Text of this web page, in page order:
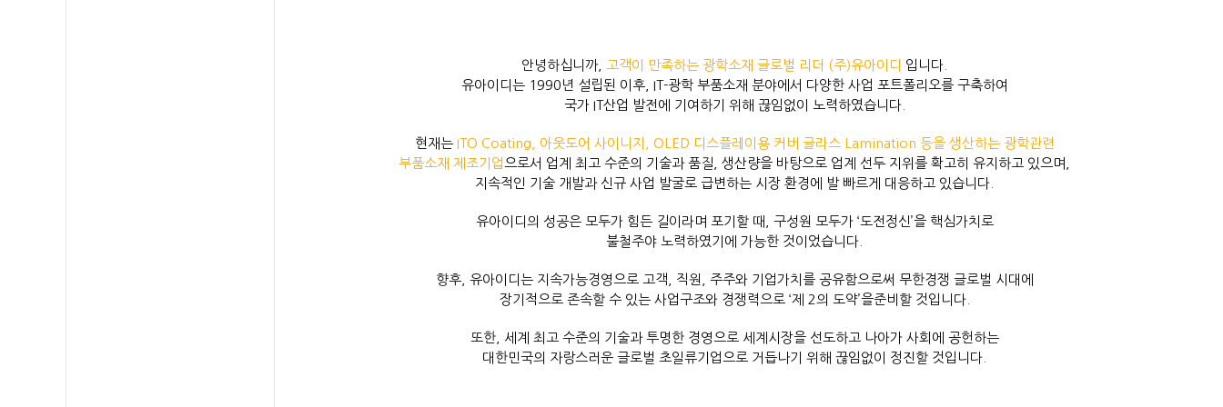
안녕하십니까, 고객이 만족하는 광학소재 글로벌 리더 (주)유아이디 입니다.
유아이디는 1990년 설립된 이후, IT-광학 부품소재 분야에서 다양한 사업 포트폴리오를 구축하여
국가 IT산업 발전에 기여하기 위해 끊임없이 노력하였습니다.
현재는 ITO Coating, 아웃도어 사이니지, OLED 디스플레이용 커버 글라스 Lamination 등을 생산하는 광학관련
부품소재 제조기업으로서 업계 최고 수준의 기술과 품질, 생산량을 바탕으로 업계 선두 지위를 확고히 유지하고 있으며,
지속적인 기술 개발과 신규 사업 발굴로 급변하는 시장 환경에 발 빠르게 대응하고 있습니다.
유아이디의 성공은 모두가 힘든 길이라며 포기할 때, 구성원 모두가 ‘도전정신’을 핵심가치로
불철주야 노력하였기에 가능한 것이었습니다.
향후, 유아이디는 지속가능경영으로 고객, 직원, 주주와 기업가치를 공유함으로써 무한경쟁 글로벌 시대에
장기적으로 존속할 수 있는 사업구조와 경쟁력으로 ‘제 2의 도약’을준비할 것입니다.
또한, 세계 최고 수준의 기술과 투명한 경영으로 세계시장을 선도하고 나아가 사회에 공헌하는
대한민국의 자랑스러운 글로벌 초일류기업으로 거듭나기 위해 끊임없이 정진할 것입니다.